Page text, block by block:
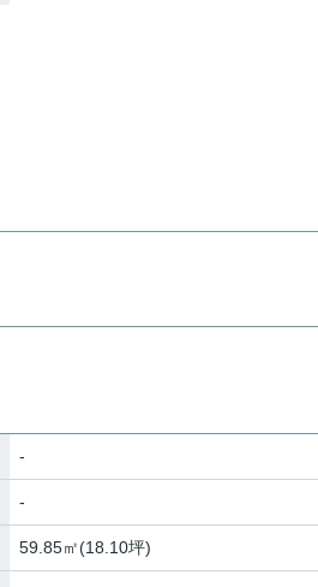
-
-
59.85㎡(18.10坪)